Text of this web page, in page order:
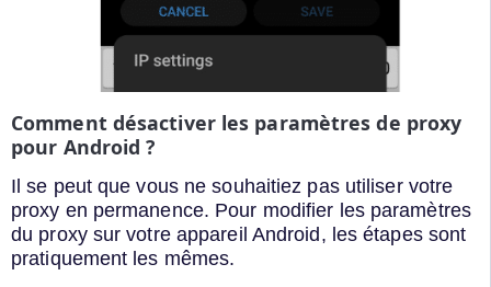
Comment désactiver les paramètres de proxy
pour Android ?
Il se peut que vous ne souhaitiez pas utiliser votre
proxy en permanence. Pour modifier les paramètres
du proxy sur votre appareil Android, les étapes sont
pratiquement les mêmes.